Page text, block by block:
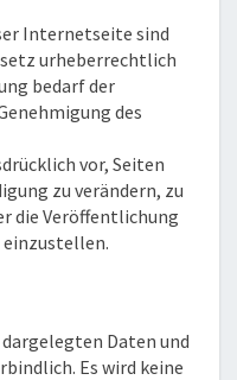
Internetseite sind
urheberrechtlich
bedarf der
des
vor, Seiten
zu verändern, zu
die Veröffentlichung
Daten und
Es wird keine